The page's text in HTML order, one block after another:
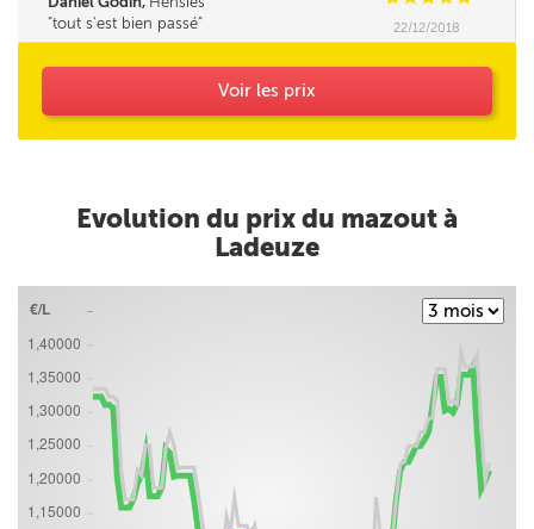
tout s'est bien passé
22/12/2018
Voir les prix
Evolution du prix du mazout à
Ladeuze